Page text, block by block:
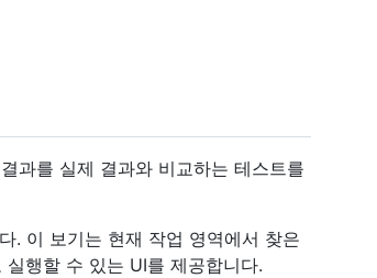
과를 실제 결과와 비교하는 테스트를
. 이 보기는 현재 작업 영역에서 찾은
행할 수 있는 UI를 제공합니다.